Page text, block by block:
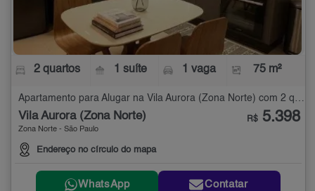
2 quartos 1 suíte 1 vaga 75 m²
Vila Aurora (Zona Norte)
Zona Norte - São Paulo
Endereço no círculo do mapa
R$ 5.398
WhatsApp Contatar